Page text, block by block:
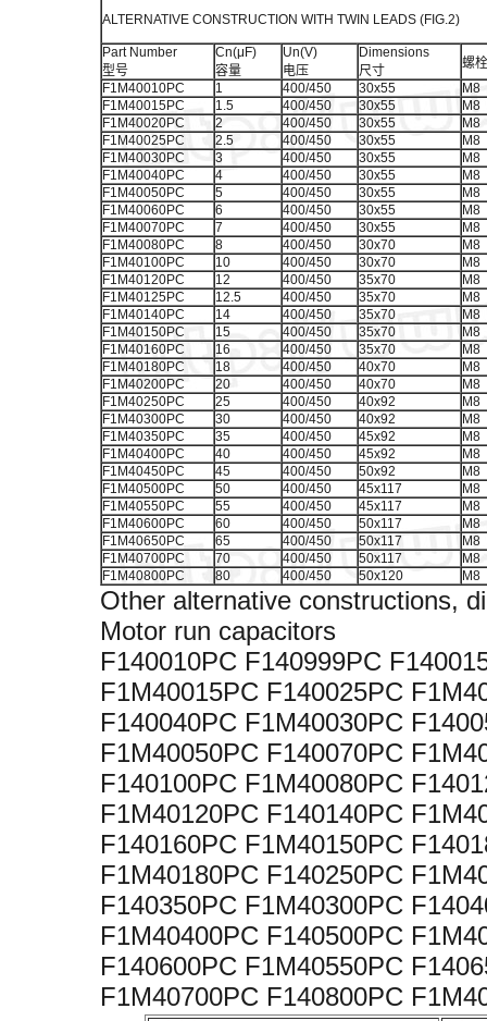
ALTERNATIVE CONSTRUCTION WITH TWIN LEADS (FIG.2)
Part Number
型号
Cn(μF)
容量
Un(V)
电压
Dimensions
尺寸
螺栓
F1M40010PC
1 400/450 30x55
M8
F1M40015PC
1.5 400/450 30x55
M8
F1M40020PC
2 400/450 30x55
M8
F1M40025PC
2.5 400/450 30x55
M8
F1M40030PC
3 400/450 30x55
M8
F1M40040PC
4 400/450 30x55
M8
F1M40050PC
5 400/450 30x55
M8
F1M40060PC
6 400/450 30x55
M8
F1M40070PC
7 400/450 30x55
M8
F1M40080PC
8 400/450 30x70
M8
F1M40100PC
10 400/450 30x70
M8
F1M40120PC
12 400/450 35x70
M8
F1M40125PC
12.5 400/450 35x70
M8
F1M40140PC
14 400/450 35x70
M8
F1M40150PC
15 400/450 35x70
M8
F1M40160PC
16 400/450 35x70
M8
F1M40180PC
18 400/450 40x70
M8
F1M40200PC
20 400/450 40x70
M8
F1M40250PC
25 400/450 40x92
M8
F1M40300PC
30 400/450 40x92
M8
F1M40350PC
35 400/450 45x92
M8
F1M40400PC
40 400/450 45x92
M8
F1M40450PC
45 400/450 50x92
M8
F1M40500PC
50 400/450 45x117
M8
F1M40550PC
55 400/450 45x117
M8
F1M40600PC
60 400/450 50x117
M8
F1M40650PC
65 400/450 50x117
M8
F1M40700PC
70 400/450 50x117
M8
F1M40800PC
80 400/450 50x120 M8
Other alternative constructions,
Motor run capacitors
F140010PC F140999PC
F1M40015PC F140025PC
F140040PC F1M40030PC
F1M40050PC F140070PC
F140100PC F1M40080PC
F1M40120PC F140140PC
F140160PC F1M40150PC
F1M40180PC F140250PC
F140350PC F1M40300PC
F1M40400PC F140500PC
F140600PC F1M40550PC
F1M40700PC F140800PC